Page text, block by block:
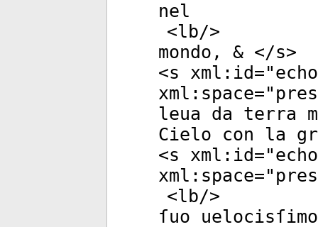
nel
<lb/>
mondo, & </s>
<s xml:id="
xml:space="
leua da terra
Cielo con la
<s xml:id="
xml:space="
<lb/>
ſuo